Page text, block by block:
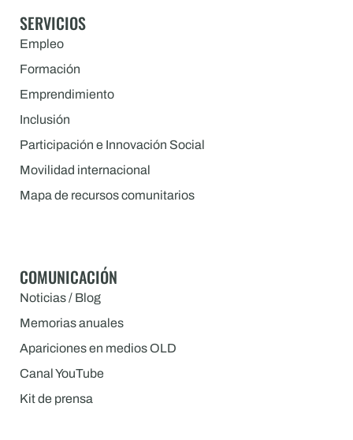
SERVICIOS
Empleo
Formación
Emprendimiento
Inclusión
Participación e Innovación Social
Movilidad internacional
Mapa de recursos comunitarios
COMUNICACIÓN
Noticias / Blog
Memorias anuales
Apariciones en medios OLD
Canal YouTube
Kit de prensa